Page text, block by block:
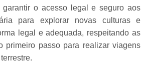
o acesso legal e seguro aos
para explorar novas culturas e
legal e adequada, respeitando as
primeiro passo para realizar viagens